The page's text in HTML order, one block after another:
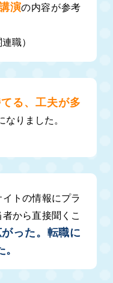
演の内容が参考
職）
る、工夫が多
りました。
トの情報にプラ
から直接聞くこ
った。転職に